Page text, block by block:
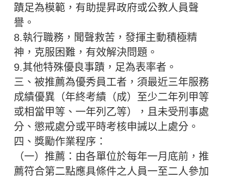
蹟足為模範，有助提昇政府或公教人員聲
譽。
8.執行職務，聞聲救苦，發揮主動積極精
神，克服困難，有效解決問題。
9.其他特殊優良事蹟，足為表率者。
三、被推薦為優秀員工者，須最近三年服務
成績優異（年終考績（成）至少二年列甲等
或相當甲等、一年列乙等），且未受刑事處
分、懲戒處分或平時考核申誡以上處分。
四、獎勵作業程序：
（一）推薦：由各單位於每年一月底前，推
薦符合第二點應具條件之人員一至二人參加